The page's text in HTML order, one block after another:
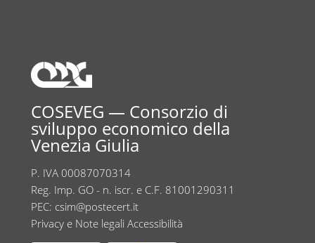
COSEVEG — Consorzio di
sviluppo economico della
Venezia Giulia
P. IVA 00087070314
Reg. Imp. GO - n. iscr. e C.F. 81001290311
PEC: csim@postecert.it
Privacy e Note legali Accessibilità